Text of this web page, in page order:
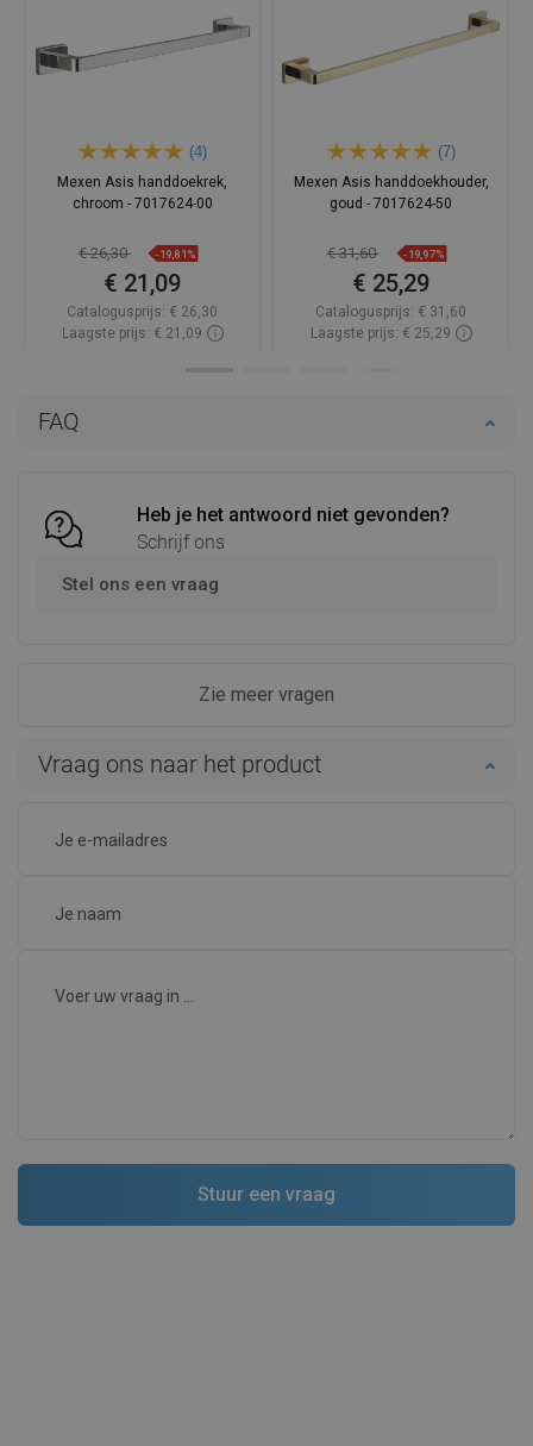
FAQ
Heb je het antwoord niet gevonden?
Schrijf ons
Stel ons een vraag
Zie meer vragen
Vraag ons naar het product
(4)
Mexen Asis handdoekrek,
chroom - 7017624-00
€ 26,30 -19,81%
€ 21,09
Catalogusprijs: € 26,30
Laagste prijs: € 21,09
(7)
Mexen Asis handdoekhouder,
goud - 7017624-50
€ 31,60 -19,97%
€ 25,29
Catalogusprijs: € 31,60
Laagste prijs: € 25,29